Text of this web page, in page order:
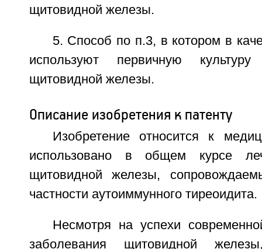
щитовидной железы.
5. Способ по п.3, в котором в
используют первичную
щитовидной железы.
Описание изобретения к патенту
Изобретение относится к
использовано в общем курсе
щитовидной железы,
частности аутоиммунного тиреоидита.
Несмотря на успехи
заболевания щитовидной